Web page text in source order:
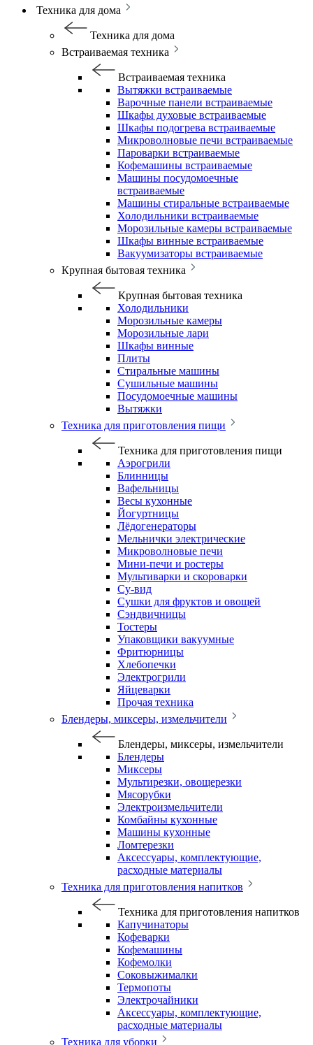
Техника для дома
Техника для дома
Встраиваемая техника
Встраиваемая техника
Вытяжки встраиваемые
Варочные панели встраиваемые
Шкафы духовые встраиваемые
Шкафы подогрева встраиваемые
Микроволновые печи встраиваемые
Пароварки встраиваемые
Кофемашины встраиваемые
Машины посудомоечные
встраиваемые
Машины стиральные встраиваемые
Холодильники встраиваемые
Морозильные камеры встраиваемые
Шкафы винные встраиваемые
Вакуумизаторы встраиваемые
Крупная бытовая техника
Крупная бытовая техника
Холодильники
Морозильные камеры
Морозильные лари
Шкафы винные
Плиты
Стиральные машины
Сушильные машины
Посудомоечные машины
Вытяжки
Техника для приготовления пищи
Техника для приготовления пищи
Аэрогрили
Блинницы
Вафельницы
Весы кухонные
Йогуртницы
Лёдогенераторы
Мельнички электрические
Микроволновые печи
Мини-печи и ростеры
Мультиварки и скороварки
Су-вид
Сушки для фруктов и овощей
Сэндвичницы
Тостеры
Упаковщики вакуумные
Фритюрницы
Хлебопечки
Электрогрили
Яйцеварки
Прочая техника
Блендеры, миксеры, измельчители
Блендеры, миксеры, измельчители
Блендеры
Миксеры
Мультирезки, овощерезки
Мясорубки
Электроизмельчители
Комбайны кухонные
Машины кухонные
Ломтерезки
Аксессуары, комплектующие,
расходные материалы
Техника для приготовления напитков
Техника для приготовления напитков
Капучинаторы
Кофеварки
Кофемашины
Кофемолки
Соковыжималки
Термопоты
Электрочайники
Аксессуары, комплектующие,
расходные материалы
Техника для уборки